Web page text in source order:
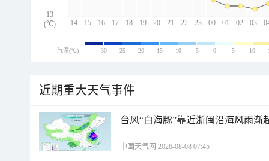
14 15 16 17 18 19 20 21 22 23 00 01 02 03
13
(℃)
气温(℃) -30 -25 -20 -15 -10 -5 0 5 10
近期重大天气事件
台风“白海豚”靠近浙闽沿海风雨渐
中国天气网 2026-08-08 07:45